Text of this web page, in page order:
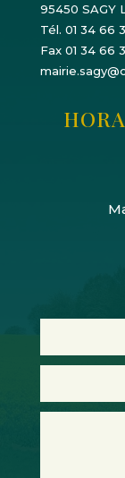
95450 SAGY
Tél. 01 34 66
Fax 01 34 66